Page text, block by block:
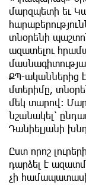
մարզպետի եւ
տնօրենի
ազատելու
ՔՊ-ականներից
մտերիմը,
մեկ տարով:
նշանակել՝
Դանիելյանի
Ըստ որոշ
դարձել է
չի